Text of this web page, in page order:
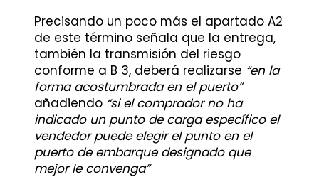
Precisando un poco más el apartado A2
de este término señala que la entrega,
también la transmisión del riesgo
conforme a B 3, deberá realizarse “en la
forma acostumbrada en el puerto”
añadiendo“si el comprador no ha
indicado un punto de carga específico el
vendedor puede elegir el punto en el
puerto de embarque designado que
mejor le convenga”